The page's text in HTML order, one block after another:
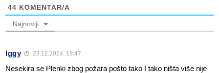
44 KOMENTAR/A
Najnoviji
Iggy 23.12.2024. 18:47
Nesekira se Plenki zbog požara pošto tako I tako ništa više nije